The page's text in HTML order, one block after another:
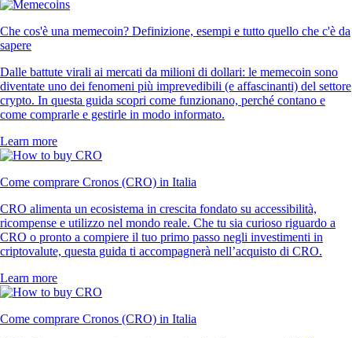
Che cos'è una memecoin? Definizione, esempi e tutto quello che c'è da
sapere
Dalle battute virali ai mercati da milioni di dollari: le memecoin sono
diventate uno dei fenomeni più imprevedibili (e affascinanti) del settore
crypto. In questa guida scopri come funzionano, perché contano e
come comprarle e gestirle in modo informato.
Learn more
Come comprare Cronos (CRO) in Italia
CRO alimenta un ecosistema in crescita fondato su accessibilità,
ricompense e utilizzo nel mondo reale. Che tu sia curioso riguardo a
CRO o pronto a compiere il tuo primo passo negli investimenti in
criptovalute, questa guida ti accompagnerà nell’acquisto di CRO.
Learn more
Come comprare Cronos (CRO) in Italia